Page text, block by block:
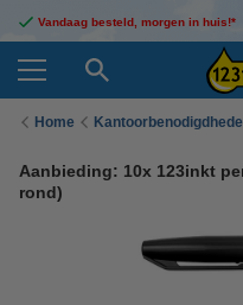
Vandaag besteld, morgen in huis!*
Home
Aanbieding: 10x 123inkt
rond)